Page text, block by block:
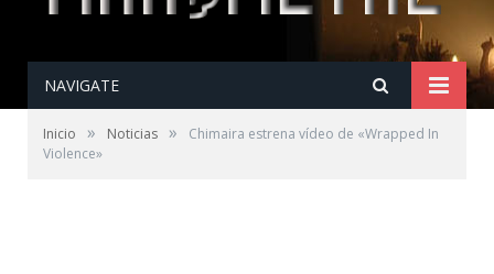
NAVIGATE
Inicio » Noticias »
Chimaira estrena vídeo de «Wrapped In
Violence»